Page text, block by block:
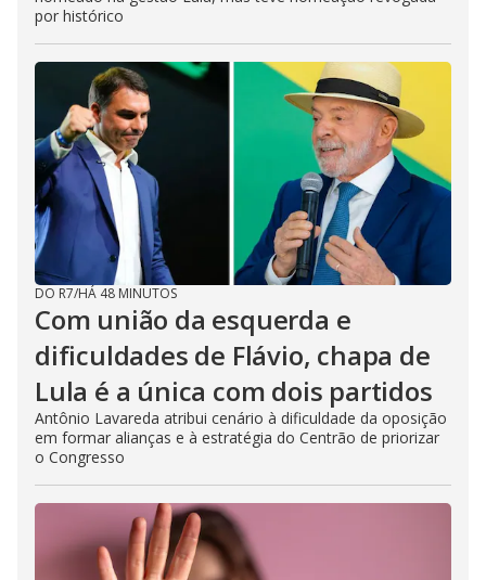
por histórico
DO R7/HÁ 48 MINUTOS
Com união da esquerda e
dificuldades de Flávio, chapa de
Lula é a única com dois partidos
Antônio Lavareda atribui cenário à dificuldade da oposição
em formar alianças e à estratégia do Centrão de priorizar
o Congresso